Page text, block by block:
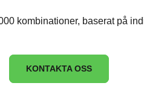
kombinationer, baserat på
KONTAKTA OSS